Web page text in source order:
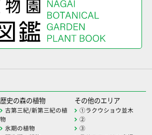
歴史の森の植物
古第三紀/新第三紀の植
物
氷期の植物
その他のエリア
①ラクウショウ並木
②
③